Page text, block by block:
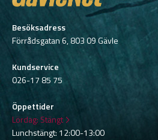
Besöksadress
Förrådsgatan 6, 803 09 Gävle
Kundservice
026-17 85 75
Öppettider
Lördag: Stängt
Lunchstängt: 12:00-13:00